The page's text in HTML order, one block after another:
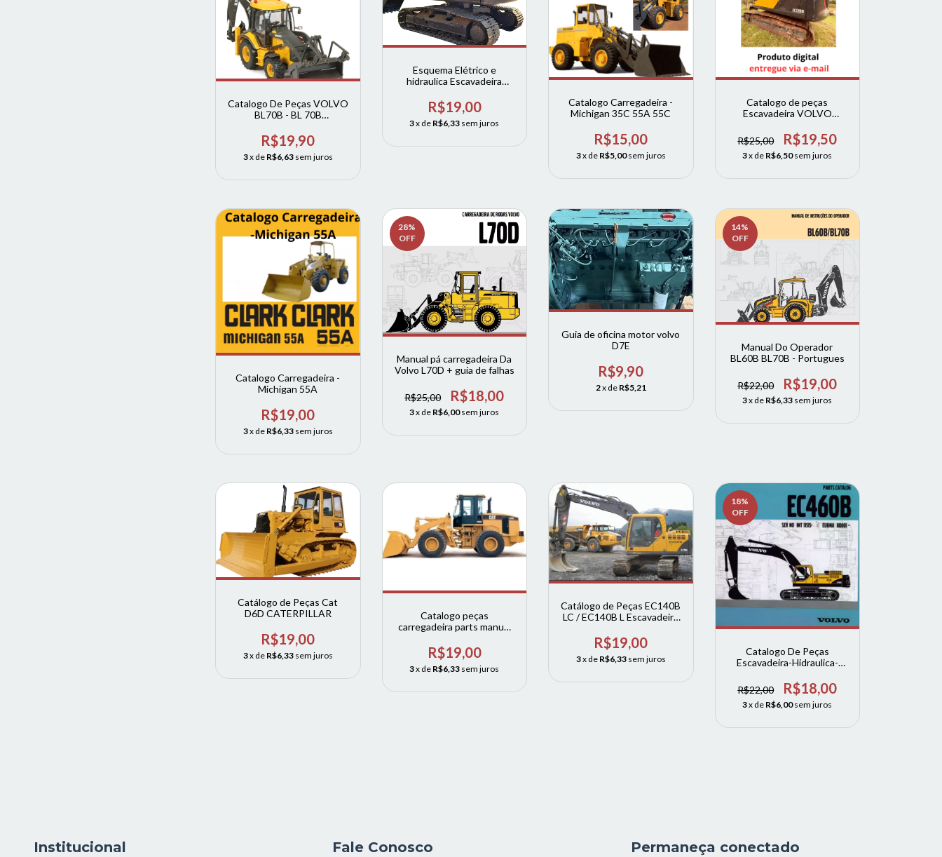
Catalogo De Peças VOLVO
BL70B - BL 70B
R$19,90
3x de R$6,63 sem juros
Esquema Elétrico e
hidraulica Escavadeira
R$19,00
3x de R$6,33 sem juros
Catalogo Carregadeira -
Michigan 35C 55A 55C
R$15,00
3x de R$5,00 sem juros
Catalogo de peças
Escavadeira VOLVO
R$25,00
R$19,50
3x de R$6,50sem juros
Catalogo Carregadeira -
Michigan 55A
R$19,00
3x de R$6,33 sem juros
28%
OFF
Manual pá carregadeira Da
Volvo L70D + guia de falhas
R$25,00 R$18,00
3x de R$6,00sem juros
Guia de oficina motor volvo
D7E
R$9,90
2x de R$5,21
14%
OFF
Manual Do Operador
BL60B BL70B - Portugues
R$22,00 R$19,00
3x de R$6,33 sem juros
Catálogo de Peças Cat
D6D CATERPILLAR
R$19,00
3x de R$6,33 sem juros
Catalogo peças
carregadeira parts manual
R$19,00
3x de R$6,33 sem juros
Catálogo de Peças EC140B
LC / EC140B L Escavadeira
R$19,00
3x de R$6,33 sem juros
18%
OFF
Catalogo De Peças
Escavadeira-Hidraulica-
R$22,00
R$18,00
3x de R$6,00sem juros
Institucional Fale Conosco Permaneça conectado